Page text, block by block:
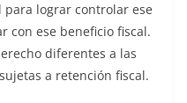
para lograr controlar ese
con ese beneficio fiscal.
diferentes a las
a retención fiscal.